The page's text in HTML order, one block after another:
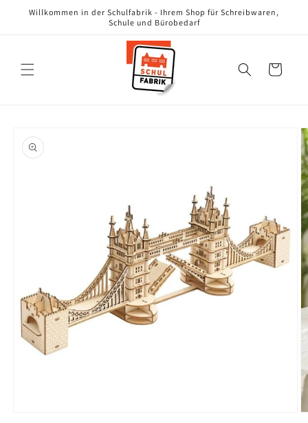
zum
Willkommen in der Schulfabrik - Ihrem Shop für Schreibwaren,
Schule und Bürobedarf
Warenkorb